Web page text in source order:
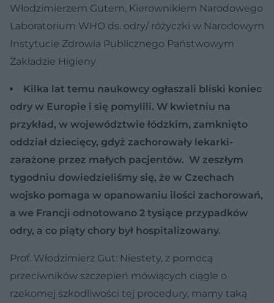
Włodzimierzem Gutem, Kierownikiem Narodowego
Laboratorium WHO ds. odry/ różyczki w Narodowym
Instytucie Zdrowia Publicznego Państwowym
Zakładzie Higieny
Kilka lat temu naukowcy ogłaszali bliski koniec
odry w Europie i się pomylili. W kwietniu na
przykład, w województwie łódzkim, zamknięto
oddział dziecięcy, gdyż zachorowały lekarki-
zarażone przez małych pacjentów. W zeszłym
tygodniu dowiedzieliśmy się, że w Czechach
wojsko pomaga w opanowaniu ilości zachorowań,
a we Francji odnotowano 2 tysiące przypadków
odry, a co piąty chory był hospitalizowany.
Prof. Włodzimierz Gut: Niestety, z pomocą
przeciwników szczepień mówiących ciągle o
rzekomej szkodliwości tej procedury, mamy taką